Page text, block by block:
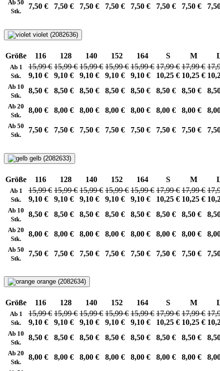
Ab 50
Stk.
7,50 € 7,50 € 7,50 € 7,50 € 7,50 € 7,50 € 7,50 €
violet (2082636)
Größe 116 128 140 152 164 S M
Ab 1
Stk.
15,99 €
9,10 €
15,99 €
9,10 €
15,99 €
9,10 €
15,99 €
9,10 €
15,99 €
9,10 €
17,99 €
10,25 €
17,99 €
10,25 €
Ab 10
Stk.
8,50 € 8,50 € 8,50 € 8,50 € 8,50 € 8,50 € 8,50 €
Ab 20
Stk.
8,00 € 8,00 € 8,00 € 8,00 € 8,00 € 8,00 € 8,00 €
Ab 50
Stk.
7,50 € 7,50 € 7,50 € 7,50 € 7,50 € 7,50 € 7,50 €
gelb (2082633)
Größe 116 128 140 152 164 S M
Ab 1
Stk.
15,99 €
9,10 €
15,99 €
9,10 €
15,99 €
9,10 €
15,99 €
9,10 €
15,99 €
9,10 €
17,99 €
10,25 €
17,99 €
10,25 €
Ab 10
Stk.
8,50 € 8,50 € 8,50 € 8,50 € 8,50 € 8,50 € 8,50 €
Ab 20
Stk.
8,00 € 8,00 € 8,00 € 8,00 € 8,00 € 8,00 € 8,00 €
Ab 50
Stk.
7,50 € 7,50 € 7,50 € 7,50 € 7,50 € 7,50 € 7,50 €
orange (2082634)
Größe 116 128 140 152 164 S M
Ab 1
Stk.
15,99 €
9,10 €
15,99 €
9,10 €
15,99 €
9,10 €
15,99 €
9,10 €
15,99 €
9,10 €
17,99 €
10,25 €
17,99 €
10,25 €
Ab 10
Stk.
8,50 € 8,50 € 8,50 € 8,50 € 8,50 € 8,50 € 8,50 €
Ab 20
Stk.
8,00 € 8,00 € 8,00 € 8,00 € 8,00 € 8,00 € 8,00 €